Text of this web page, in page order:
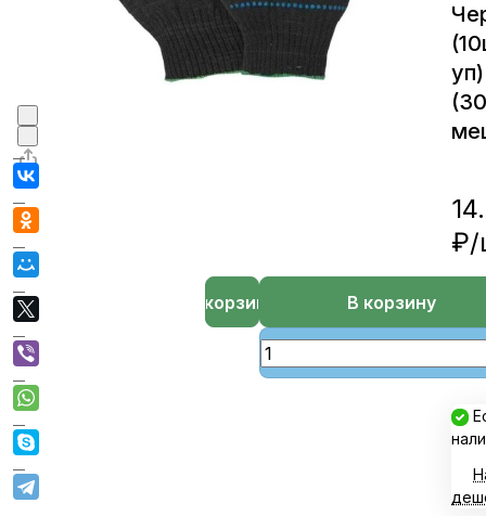
уп)
₽/
В корзину
В корзине